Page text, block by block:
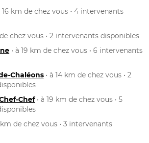
16 km de chez vous • 4 intervenants
de chez vous • 2 intervenants disponibles
• à 19 km de chez vous • 6 intervenants
Chaléons • à 14 km de chez vous • 2
Chef• à 19 km de chez vous • 5
km de chez vous • 3 intervenants